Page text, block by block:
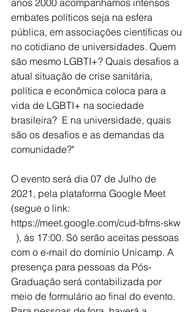
anos 2000 acompanhamos intensos
embates políticos seja na esfera
pública, em associações científicas ou
no cotidiano de universidades. Quem
são mesmo LGBTI+? Quais desafios a
atual situação de crise sanitária,
política e econômica coloca para a
vida de LGBTI+ na sociedade
brasileira?  E na universidade, quais
são os desafios e as demandas da
comunidade?"
O evento será dia 07 de Julho de
2021, pela plataforma Google Meet
(segue o link:
https://meet.google.com/cud-bfms-skw
  ), às 17:00. Só serão aceitas pessoas
com o e-mail do domínio Unicamp. A
presença para pessoas da Pós-
Graduação será contabilizada por
meio de formulário ao final do evento.